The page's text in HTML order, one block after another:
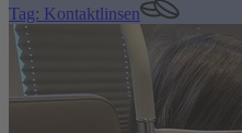
Tag: Kontaktlinsen